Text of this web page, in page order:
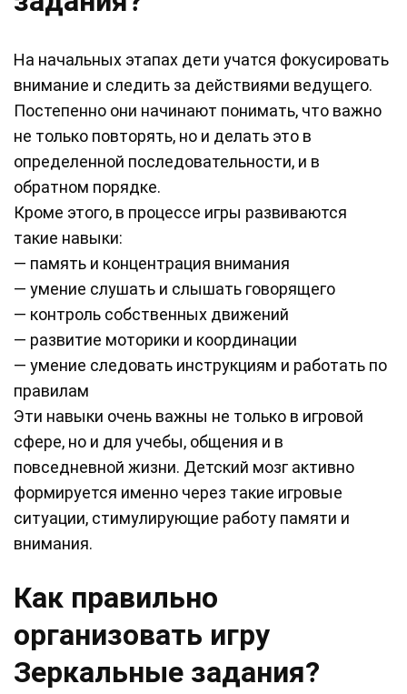
На начальных этапах дети учатся фокусировать
внимание и следить за действиями ведущего.
Постепенно они начинают понимать, что важно
не только повторять, но и делать это в
определенной последовательности, и в
обратном порядке.
Кроме этого, в процессе игры развиваются
такие навыки:
— память и концентрация внимания
— умение слушать и слышать говорящего
— контроль собственных движений
— развитие моторики и координации
— умение следовать инструкциям и работать по
правилам
Эти навыки очень важны не только в игровой
сфере, но и для учебы, общения и в
повседневной жизни. Детский мозг активно
формируется именно через такие игровые
ситуации, стимулирующие работу памяти и
внимания.
Как правильно
организовать игру
Зеркальные задания?